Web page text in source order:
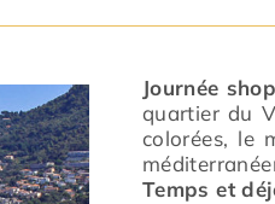
Journée
quartier du
colorées, le
Temps et